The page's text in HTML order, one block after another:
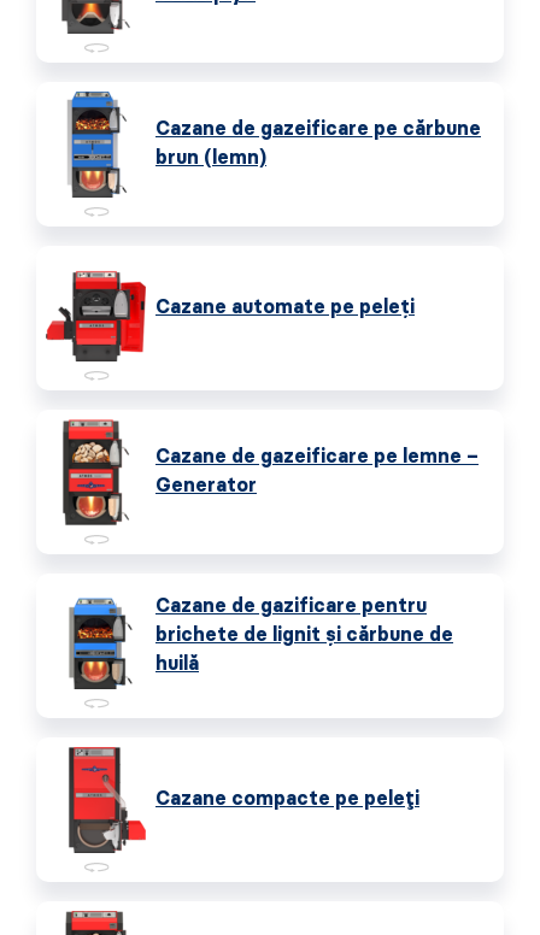
Cazane de gazeificare pe cărbune
brun (lemn)
Cazane automate pe peleţi
Cazane de gazeificare pe lemne –
Generator
Cazane de gazificare pentru
brichete de lignit și cărbune de
huilă
Cazane compacte pe peleți